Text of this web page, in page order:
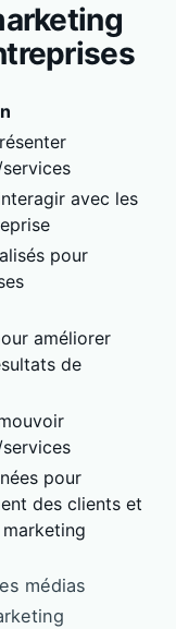
avec les
pour
améliorer
de
pour
des clients et
médias